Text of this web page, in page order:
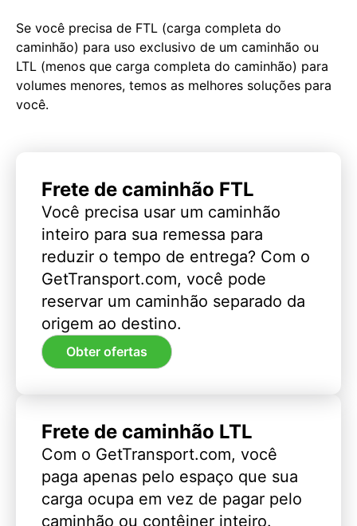
Se você precisa de FTL (carga completa do
caminhão) para uso exclusivo de um caminhão ou
LTL (menos que carga completa do caminhão) para
volumes menores, temos as melhores soluções para
você.
Frete de caminhão FTL
Você precisa usar um caminhão
inteiro para sua remessa para
reduzir o tempo de entrega? Com o
GetTransport.com, você pode
reservar um caminhão separado da
origem ao destino.
Obter ofertas
Frete de caminhão LTL
Com o GetTransport.com, você
paga apenas pelo espaço que sua
carga ocupa em vez de pagar pelo
caminhão ou contêiner inteiro.